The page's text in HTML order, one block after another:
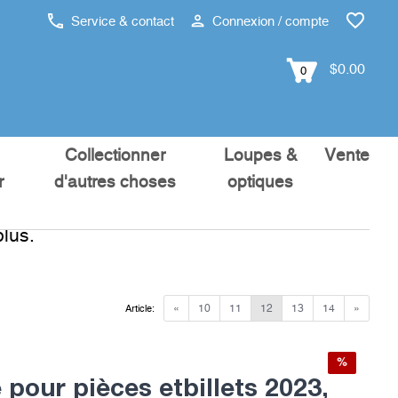
Service & contact Connexion / compte
0 $0.00
Collectionner
d'autres choses
Loupes &
optiques
Vente
« 10 11 12 13 14 »
Article:
pour pièces etbillets 2023,
%